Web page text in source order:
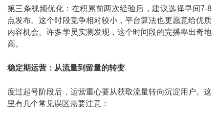
第三条视频优化：在积累前两次经验后，建议选择早间7-8
点发布。这个时段竞争相对较小，平台算法也更愿意给优质
内容机会。许多学员实测发现，这个时间段的完播率出奇地
高。
稳定期运营：从流量到留量的转变
度过起号阶段后，运营重心要从获取流量转向沉淀用户。这
里有几个常见误区需要注意：